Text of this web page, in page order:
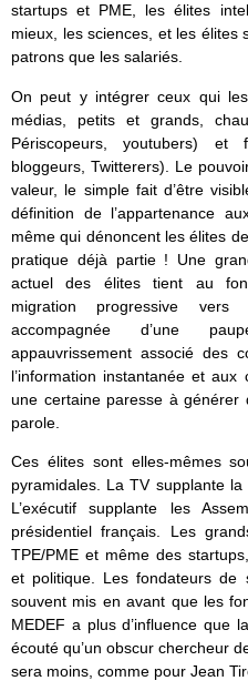
startups et PME, les élites
mieux, les sciences, et les élites
patrons que les salariés.
On peut y intégrer ceux qui
médias, petits et grands,
Périscopeurs, youtubers) et
bloggeurs, Twitterers). Le
valeur, le simple fait d’être
définition de l’appartenance
même qui dénoncent les élites
pratique déjà partie ! Une
actuel des élites tient au
migration progressive
accompagnée d’une
appauvrissement associé des
l’information instantanée et
une certaine paresse à
parole.
Ces élites sont elles-mêmes
pyramidales. La TV supplante
L’exécutif supplante les
présidentiel français. Les
TPE/PME et même des
et politique. Les fondateurs de
souvent mis en avant que les
MEDEF a plus d’influence que
écouté qu’un obscur chercheur
sera moins, comme pour Jean